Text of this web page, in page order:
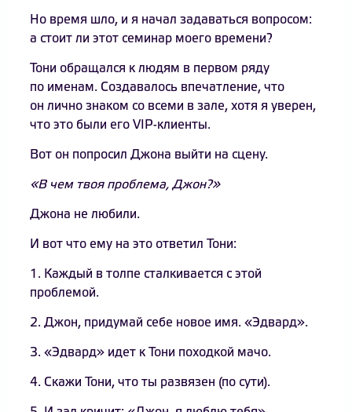
Но время шло, и я начал задаваться вопросом:
а стоит ли этот семинар моего времени?
Тони обращался к людям в первом ряду
по именам. Создавалось впечатление, что
он лично знаком со всеми в зале, хотя я уверен,
что это были его VIP-клиенты.
Вот он попросил Джона выйти на сцену.
«В чем твоя проблема, Джон?»
Джона не любили.
И вот что ему на это ответил Тони:
1. Каждый в толпе сталкивается с этой
проблемой.
2. Джон, придумай себе новое имя. «Эдвард».
3. «Эдвард» идет к Тони походкой мачо.
4. Скажи Тони, что ты развязен (по сути).